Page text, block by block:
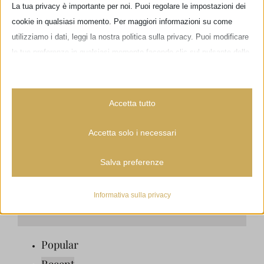
Hai dubbi o domande?
CONTATTACI
Popular
La tua privacy è importante per noi. Puoi regolare le impostazioni dei
cookie in qualsiasi momento. Per maggiori informazioni su come
utilizziamo i dati, leggi la nostra politica sulla privacy. Puoi modificare
le tue preferenze in qualsiasi momento facendo clic sul pulsante delle
Nota che, se scegli di disabilitare alcuni tipi di cookie, questo potrebbe
I cookie e i servizi essenziali abilitano le funzioni di base e sono
necessari per il corretto funzionamento del sito web. Questi cookie
e servizi non richiedono il consenso dell'utente secondo il GDPR.
_lscache_vary
I cookie di statistica raccolgono informazioni sull'utilizzo,
Accetta tutto
Accetta solo i necessari
Salva preferenze
Informativa sulla privacy